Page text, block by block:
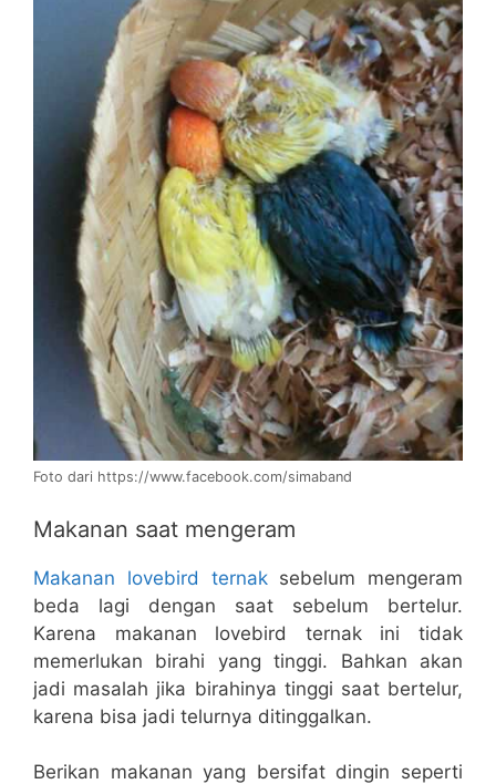
Foto dari https://www.facebook.com/simaband
Makanan saat mengeram
Makanan lovebird ternaksebelum mengeram
beda lagi dengan saat sebelum bertelur.
Karena makanan lovebird ternak ini tidak
memerlukan birahi yang tinggi. Bahkan akan
jadi masalah jika birahinya tinggi saat bertelur,
karena bisa jadi telurnya ditinggalkan.
Berikan makanan yang bersifat dingin seperti